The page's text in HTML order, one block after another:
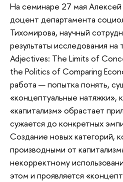
На семинаре 27 мая
доцент департамента
Тихомирова, научный
результаты исследования
Adjectives: The Limits of
the Politics of Comparing
работа — попытка понять,
«концептуальные натяжки»,
«капитализм» обрастает
сужается до конкретных
Создание новых категорий,
производными от
некорректному
этом и проявляется